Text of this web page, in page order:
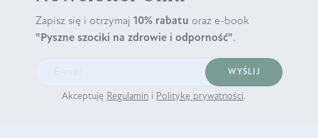
Zapisz się i otrzymaj 10% rabatu oraz e-book
"Pyszne szociki na zdrowie i odporność".
WYŚLIJ
Akceptuję Regulamin i Politykę prywatności.